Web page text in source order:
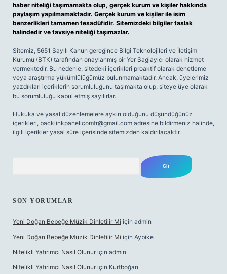
haber niteliği taşımamakta olup, gerçek kurum ve kişiler hakkında
paylaşım yapılmamaktadır. Gerçek kurum ve kişiler ile isim
benzerlikleri tamamen tesadüfidir. Sitemizdeki bilgiler taslak
halindedir ve tavsiye niteliği taşımazlar.
Sitemiz, 5651 Sayılı Kanun gereğince Bilgi Teknolojileri ve İletişim
Kurumu (BTK) tarafından onaylanmış bir Yer Sağlayıcı olarak hizmet
vermektedir. Bu nedenle, sitedeki içerikleri proaktif olarak denetleme
veya araştırma yükümlülüğümüz bulunmamaktadır. Ancak, üyelerimiz
yazdıkları içeriklerin sorumluluğunu taşımakta olup, siteye üye olarak
bu sorumluluğu kabul etmiş sayılırlar.
Hukuka ve yasal düzenlemelere aykırı olduğunu düşündüğünüz
içerikleri, backlinkpanelicomtr@gmail.com adresine bildirmeniz halinde,
ilgili içerikler yasal süre içerisinde sitemizden kaldırılacaktır.
SON YORUMLAR
Yeni Doğan Bebeğe Müzik Dinletilir Mi için admin
Yeni Doğan Bebeğe Müzik Dinletilir Mi için Aybike
Nitelikli Yatırımcı Nasıl Olunur için admin
Nitelikli Yatırımcı Nasıl Olunur için Kurtboğan